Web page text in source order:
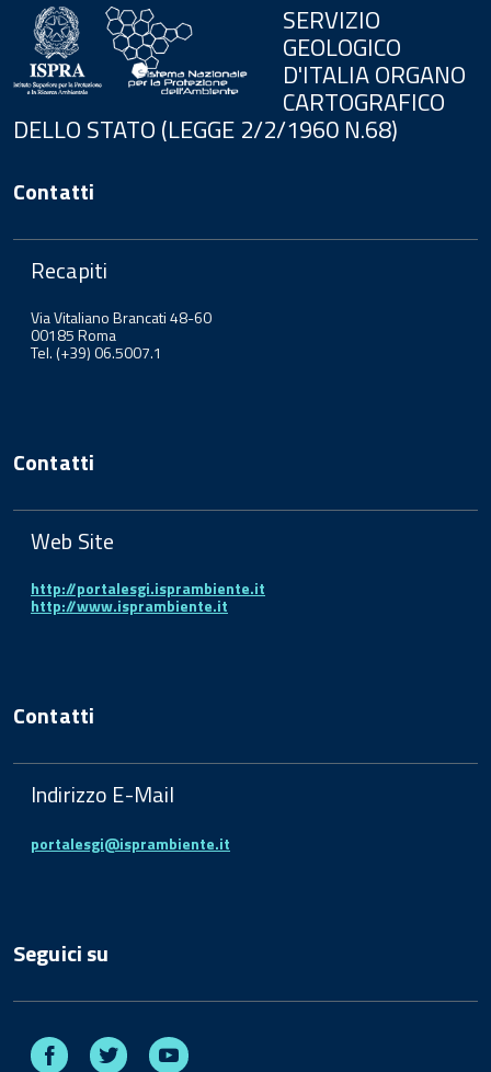
SERVIZIO
GEOLOGICO
D'ITALIA ORGANO
CARTOGRAFICO
DELLO STATO (LEGGE 2/2/1960 N.68)
Contatti
Recapiti
Via Vitaliano Brancati 48-60
00185 Roma
Tel. (+39) 06.5007.1
Contatti
Web Site
http://portalesgi.isprambiente.it
http://www.isprambiente.it
Contatti
Indirizzo E-Mail
portalesgi@isprambiente.it
Seguici su
Facebook Twitter